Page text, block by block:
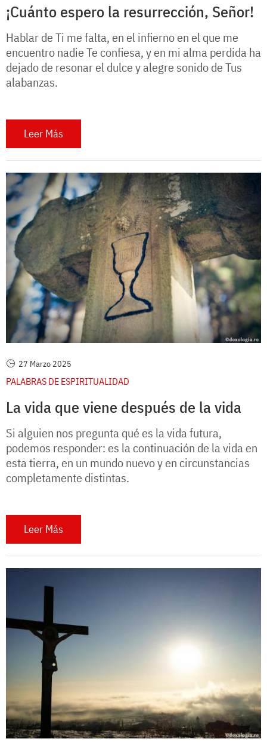
¡Cuánto espero la resurrección, Señor!
Hablar de Ti me falta, en el infierno en el que me
encuentro nadie Te confiesa, y en mi alma perdida ha
dejado de resonar el dulce y alegre sonido de Tus
alabanzas.
Leer Más
27 Marzo 2025
PALABRAS DE ESPIRITUALIDAD
La vida que viene después de la vida
Si alguien nos pregunta qué es la vida futura,
podemos responder: es la continuación de la vida en
esta tierra, en un mundo nuevo y en circunstancias
completamente distintas.
Leer Más